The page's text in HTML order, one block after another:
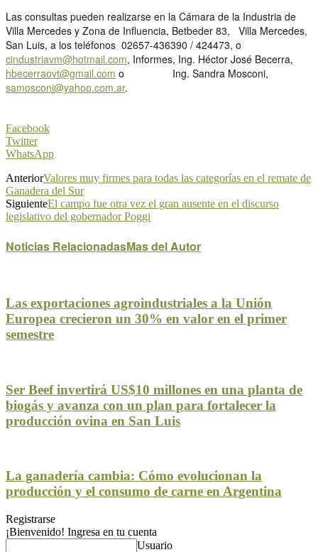
Las consultas pueden realizarse en la Cámara de la Industria de
Villa Mercedes y Zona de Influencia, Betbeder 83, Villa Mercedes,
San Luis, a los teléfonos 02657-436390 / 424473, o
cindustriavm@hotmail.com, Informes, Ing. Héctor José Becerra,
hbecerraovt@gmail.com o Ing. Sandra Mosconi,
samosconi@yahoo.com.ar.
Facebook
Twitter
WhatsApp
AnteriorValores muy firmes para todas las categorías en el remate de
Ganadera del Sur
SiguienteEl campo fue otra vez el gran ausente en el discurso
legislativo del gobernador Poggi
Noticias RelacionadasMas del Autor
Las exportaciones agroindustriales a la Unión
Europea crecieron un 30% en valor en el primer
semestre
Ser Beef invertirá US$10 millones en una planta de
biogás y avanza con un plan para fortalecer la
producción ovina en San Luis
La ganadería cambia: Cómo evolucionan la
producción y el consumo de carne en Argentina
Registrarse
¡Bienvenido! Ingresa en tu cuenta
Usuario